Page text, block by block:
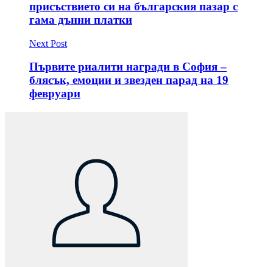
присъствието си на българския пазар с
гама дънни платки
Next Post
Първите риалити награди в София –
блясък, емоции и звезден парад на 19
февруари